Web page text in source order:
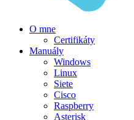
O mne
Certifikáty
Manuály
Windows
Linux
Siete
Cisco
Raspberry
Asterisk